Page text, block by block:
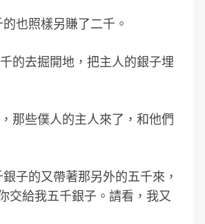
也照樣另賺了二千。
的去掘開地，把主人的銀子埋
那些僕人的主人來了，和他們
子的又帶著那另外的五千來，
交給我五千銀子。請看，我又